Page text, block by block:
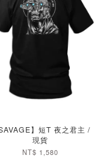
SAVAGE】短T 夜之君主 /
現貨
NT$ 1,580